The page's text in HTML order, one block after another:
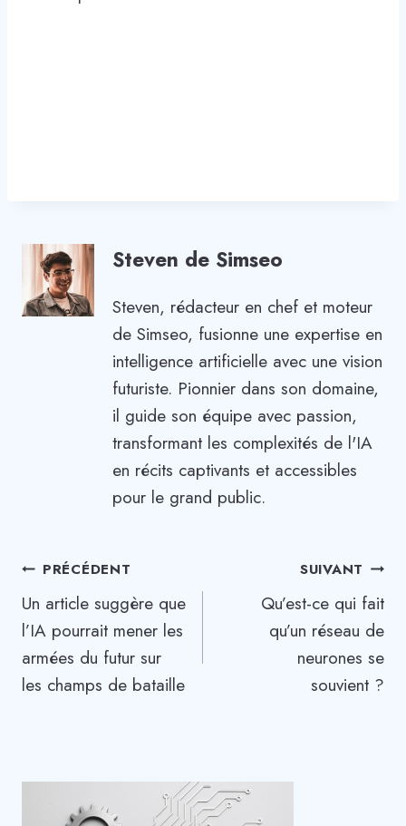
Steven de Simseo
Steven, rédacteur en chef et moteur
de Simseo, fusionne une expertise en
intelligence artificielle avec une vision
futuriste. Pionnier dans son domaine,
il guide son équipe avec passion,
transformant les complexités de l'IA
en récits captivants et accessibles
pour le grand public.
Navigation
de
l’article
PRÉCÉDENT
Un article suggère que
l’IA pourrait mener les
armées du futur sur
les champs de bataille
SUIVANT
Qu’est-ce qui fait
qu’un réseau de
neurones se
souvient ?